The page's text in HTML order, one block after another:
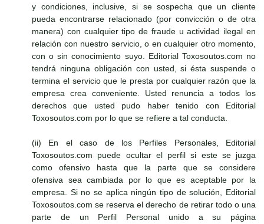
y condiciones, inclusive, si se sospecha que un cliente
pueda encontrarse relacionado (por convicción o de otra
manera) con cualquier tipo de fraude u actividad ilegal en
relación con nuestro servicio, o en cualquier otro momento,
con o sin conocimiento suyo. Editorial Toxosoutos.com no
tendrá ninguna obligación con usted, si ésta suspende o
termina el servicio que le presta por cualquier razón que la
empresa crea conveniente. Usted renuncia a todos los
derechos que usted pudo haber tenido con Editorial
Toxosoutos.com por lo que se refiere a tal conducta.
(ii) En el caso de los Perfiles Personales, Editorial
Toxosoutos.com puede ocultar el perfil si este se juzga
como ofensivo hasta que la parte que se considere
ofensiva sea cambiada por lo que es aceptable por la
empresa. Si no se aplica ningún tipo de solución, Editorial
Toxosoutos.com se reserva el derecho de retirar todo o una
parte de un Perfil Personal unido a su página